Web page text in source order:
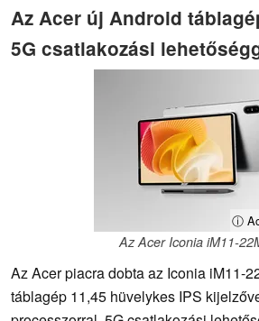
Az Acer új Android
5G csatlakozási
ⓘ
Az Acer Iconia iM11-
Az Acer piacra dobta az Iconia iM11-
táblagép 11,45 hüvelykes IPS